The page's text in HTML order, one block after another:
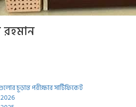
রহমান
চূড়ান্ত পরীক্ষার সার্টিফিকেট